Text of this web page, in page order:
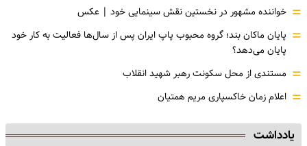
= خواننده مشهور در نخستین نقش سینمایی خود |‌ عکس
= پایان ماکان بند؛ گروه محبوب پاپ ایران پس از سال‌ها فعالیت به کار خود
پایان می‌دهد؟
= مستندی از محل سکونت رهبر شهید انقلاب
= اعلام زمان خاکسپاری مریم همتیان
یادداشت